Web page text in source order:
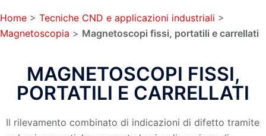
Home > Tecniche CND e applicazioni industriali >
Magnetoscopia > Magnetoscopi fissi, portatili e carrellati
MAGNETOSCOPI FISSI,
PORTATILI E CARRELLATI
Il rilevamento combinato di indicazioni di difetto tramite